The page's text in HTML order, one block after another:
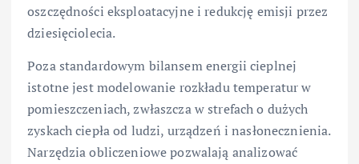
oszczędności eksploatacyjne i redukcję emisji przez
dziesięciolecia.
Poza standardowym bilansem energii cieplnej
istotne jest modelowanie rozkładu temperatur w
pomieszczeniach, zwłaszcza w strefach o dużych
zyskach ciepła od ludzi, urządzeń i nasłonecznienia.
Narzędzia obliczeniowe pozwalają analizować